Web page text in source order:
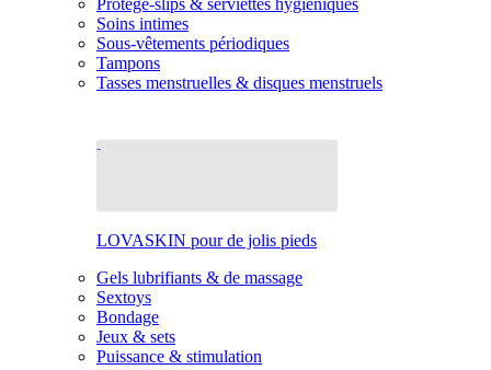
Protège-slips & serviettes hygiéniques
Soins intimes
Sous-vêtements périodiques
Tampons
Tasses menstruelles & disques menstruels
LOVASKIN pour de jolis pieds
Gels lubrifiants & de massage
Sextoys
Bondage
Jeux & sets
Puissance & stimulation